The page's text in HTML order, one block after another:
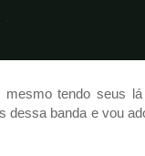
tendo seus
banda e vou